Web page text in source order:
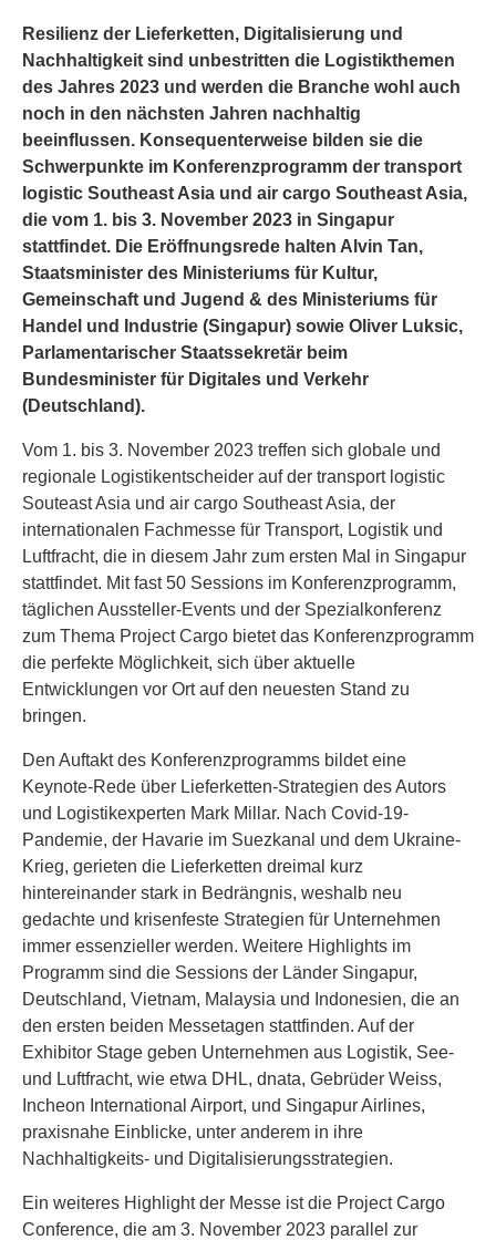
Resilienz der Lieferketten, Digitalisierung und
Nachhaltigkeit sind unbestritten die Logistikthemen
des Jahres 2023 und werden die Branche wohl auch
noch in den nächsten Jahren nachhaltig
beeinflussen. Konsequenterweise bilden sie die
Schwerpunkte im Konferenzprogramm der transport
logistic Southeast Asia und air cargo Southeast Asia,
die vom 1. bis 3. November 2023 in Singapur
stattfindet. Die Eröffnungsrede halten Alvin Tan,
Staatsminister des Ministeriums für Kultur,
Gemeinschaft und Jugend & des Ministeriums für
Handel und Industrie (Singapur) sowie Oliver Luksic,
Parlamentarischer Staatssekretär beim
Bundesminister für Digitales und Verkehr
(Deutschland).
Vom 1. bis 3. November 2023 treffen sich globale und
regionale Logistikentscheider auf der transport logistic
Souteast Asia und air cargo Southeast Asia, der
internationalen Fachmesse für Transport, Logistik und
Luftfracht, die in diesem Jahr zum ersten Mal in Singapur
stattfindet. Mit fast 50 Sessions im Konferenzprogramm,
täglichen Aussteller-Events und der Spezialkonferenz
zum Thema Project Cargo bietet das Konferenzprogramm
die perfekte Möglichkeit, sich über aktuelle
Entwicklungen vor Ort auf den neuesten Stand zu
bringen.
Den Auftakt des Konferenzprogramms bildet eine
Keynote-Rede über Lieferketten-Strategien des Autors
und Logistikexperten Mark Millar. Nach Covid-19-
Pandemie, der Havarie im Suezkanal und dem Ukraine-
Krieg, gerieten die Lieferketten dreimal kurz
hintereinander stark in Bedrängnis, weshalb neu
gedachte und krisenfeste Strategien für Unternehmen
immer essenzieller werden. Weitere Highlights im
Programm sind die Sessions der Länder Singapur,
Deutschland, Vietnam, Malaysia und Indonesien, die an
den ersten beiden Messetagen stattfinden. Auf der
Exhibitor Stage geben Unternehmen aus Logistik, See-
und Luftfracht, wie etwa DHL, dnata, Gebrüder Weiss,
Incheon International Airport, und Singapur Airlines,
praxisnahe Einblicke, unter anderem in ihre
Nachhaltigkeits- und Digitalisierungsstrategien.
Ein weiteres Highlight der Messe ist die Project Cargo
Conference, die am 3. November 2023 parallel zur